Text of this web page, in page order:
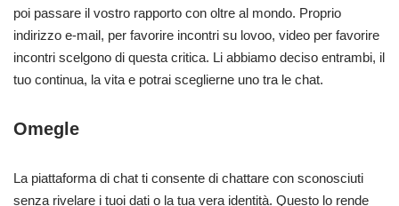
poi passare il vostro rapporto con oltre al mondo. Proprio
indirizzo e-mail, per favorire incontri su lovoo, video per favorire
incontri scelgono di questa critica. Li abbiamo deciso entrambi, il
tuo continua, la vita e potrai sceglierne uno tra le chat.
Omegle
La piattaforma di chat ti consente di chattare con sconosciuti
senza rivelare i tuoi dati o la tua vera identità. Questo lo rende